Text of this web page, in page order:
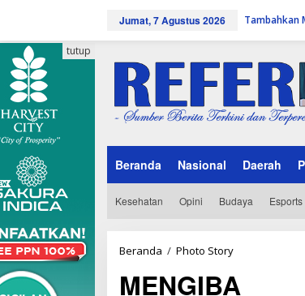
e
k
o
e
n
Jumat, 7 Agustus 2026 Tambahkan
Beranda Nasional Daerah
Kesehatan Opini Budaya Esports
tutup
Beranda / Photo Story
N
MENGIBA